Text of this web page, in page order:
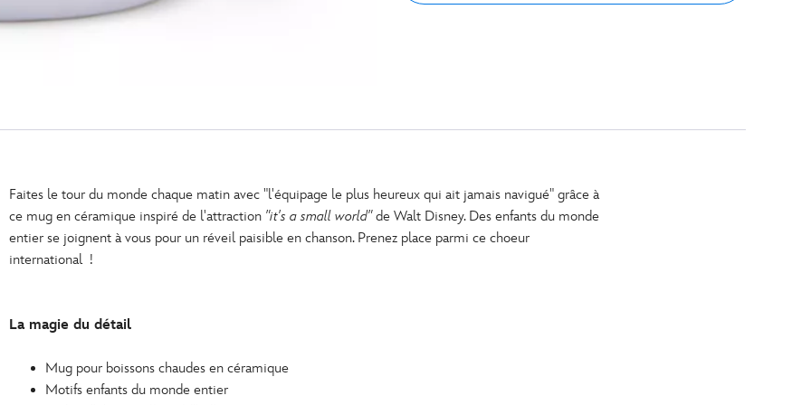
Faites le tour du monde chaque matin avec "l'équipage le plus heureux qui ait jamais navigué" grâce à
ce mug en céramique inspiré de l'attraction "it's a small world"de Walt Disney. Des enfants du monde
entier se joignent à vous pour un réveil paisible en chanson. Prenez place parmi ce choeur
international !
La magie du détail
Mug pour boissons chaudes en céramique
Motifs enfants du monde entier